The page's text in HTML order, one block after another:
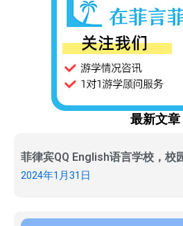
最新文章
菲律宾QQ English语言学校，校
2024年1月31日